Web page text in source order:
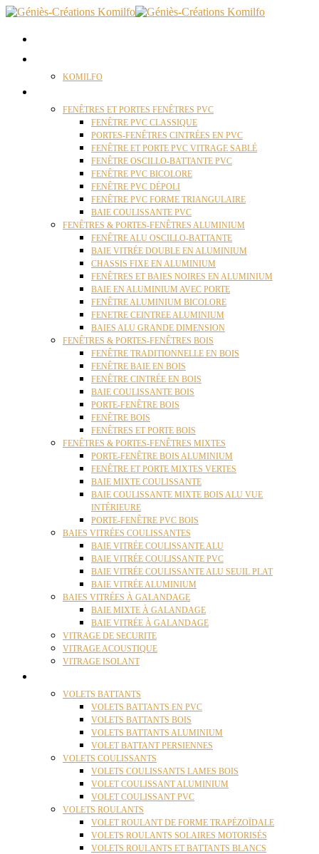
KOMILFO
FENÊTRES ET PORTES FENÊTRES PVC
FENÊTRE PVC CLASSIQUE
PORTES-FENÊTRES CINTRÉES EN PVC
FENÊTRE ET PORTE PVC VITRAGE SABLÉ
FENÊTRE OSCILLO-BATTANTE PVC
FENÊTRE PVC BICOLORE
FENÊTRE PVC DÉPOLI
FENÊTRE PVC FORME TRIANGULAIRE
BAIE COULISSANTE PVC
FENÊTRES & PORTES-FENÊTRES ALUMINIUM
FENÊTRE ALU OSCILLO-BATTANTE
BAIE VITRÉE DOUBLE EN ALUMINIUM
CHASSIS FIXE EN ALUMINIUM
FENÊTRES ET BAIES NOIRES EN ALUMINIUM
BAIE EN ALUMINIUM AVEC PORTE
FENÊTRE ALUMINIUM BICOLORE
FENETRE CEINTREE ALUMINIUM
BAIES ALU GRANDE DIMENSION
FENÊTRES & PORTES-FENÊTRES BOIS
FENÊTRE TRADITIONNELLE EN BOIS
FENÊTRE BAIE EN BOIS
FENÊTRE CINTRÉE EN BOIS
BAIE COULISSANTE BOIS
PORTE-FENÊTRE BOIS
FENÊTRE BOIS
FENÊTRES ET PORTE BOIS
FENÊTRES & PORTES-FENÊTRES MIXTES
PORTE-FENÊTRE BOIS ALUMINIUM
FENÊTRE ET PORTE MIXTES VERTES
BAIE MIXTE COULISSANTE
BAIE COULISSANTE MIXTE BOIS ALU VUE
INTÉRIEURE
PORTE-FENÊTRE PVC BOIS
BAIES VITRÉES COULISSANTES
BAIE VITRÉE COULISSANTE ALU
BAIE VITRÉE COULISSANTE PVC
BAIE VITRÉE COULISSANTE ALU SEUIL PLAT
BAIE VITRÉE ALUMINIUM
BAIES VITRÉES À GALANDAGE
BAIE MIXTE À GALANDAGE
BAIE VITRÉE À GALANDAGE
VITRAGE DE SECURITE
VITRAGE ACOUSTIQUE
VITRAGE ISOLANT
VOLETS BATTANTS
VOLETS BATTANTS EN PVC
VOLETS BATTANTS BOIS
VOLETS BATTANTS ALUMINIUM
VOLET BATTANT PERSIENNES
VOLETS COULISSANTS
VOLETS COULISSANTS LAMES BOIS
VOLET COULISSANT ALUMINIUM
VOLET COULISSANT PVC
VOLETS ROULANTS
VOLET ROULANT DE FORME TRAPÉZOÏDALE
VOLETS ROULANTS SOLAIRES MOTORISÉS
VOLETS ROULANTS ET BATTANTS BLANCS